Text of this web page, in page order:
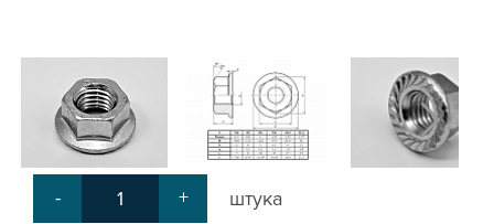
ОБЩЕСТРОИТЕЛЬНЫЙ ПРОФИЛЬ
ПОДШИПНИКИ
ЛИНЕЙНЫЕ СОЕДИНИТЕЛИ
ДОПОЛНИТЕЛЬНАЯ ОБРАБОТКА
ПАРАЛЛЕЛЬНЫЕ СОЕДИНИТЕЛИ
ПРОМЫШЛЕННАЯ МЕБЕЛЬ
- + штука